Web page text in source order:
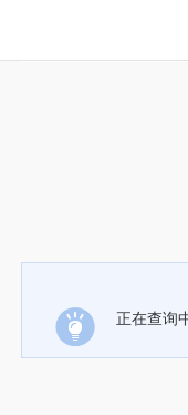
正在查询